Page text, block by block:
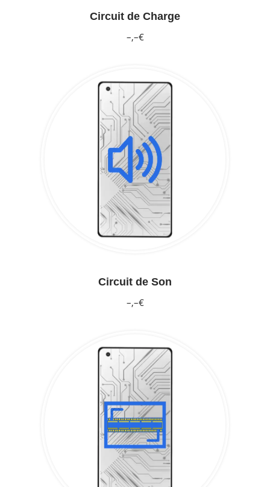
Circuit de Charge
–,–€
Circuit de Son
–,–€